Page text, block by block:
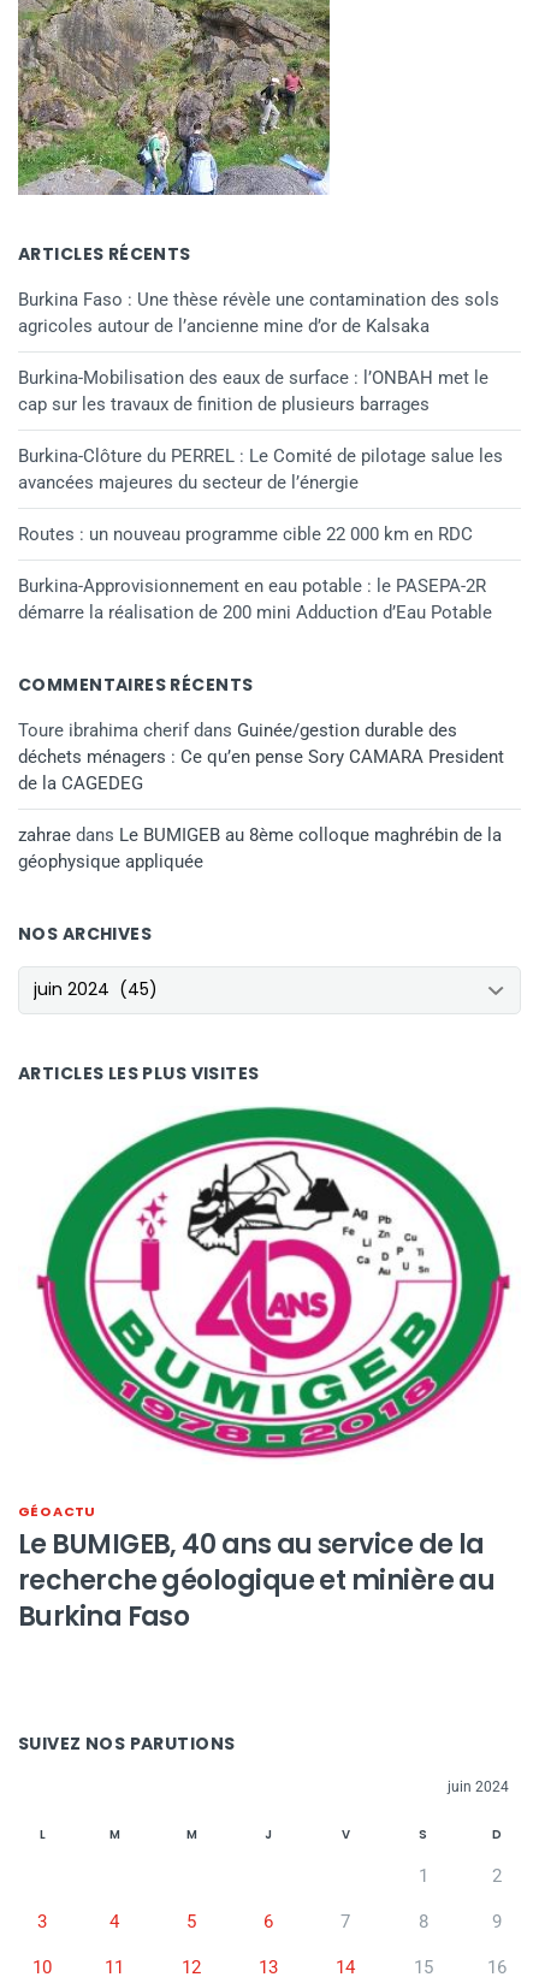
ARTICLES RÉCENTS
Burkina Faso : Une thèse révèle une contamination des sols
agricoles autour de l’ancienne mine d’or de Kalsaka
Burkina-Mobilisation des eaux de surface : l’ONBAH met le
cap sur les travaux de finition de plusieurs barrages
Burkina-Clôture du PERREL : Le Comité de pilotage salue les
avancées majeures du secteur de l’énergie
Routes : un nouveau programme cible 22 000 km en RDC
Burkina-Approvisionnement en eau potable : le PASEPA-2R
démarre la réalisation de 200 mini Adduction d’Eau Potable
COMMENTAIRES RÉCENTS
Toure ibrahima cherifdans Guinée/gestion durable des
déchets ménagers : Ce qu’en pense Sory CAMARA President
de la CAGEDEG
zahrae dans Le BUMIGEB au 8ème colloque maghrébin de la
géophysique appliquée
NOS ARCHIVES
NOS ARCHIVES
ARTICLES LES PLUS VISITES
GÉO ACTU
Le BUMIGEB, 40 ans au service de la
recherche géologique et minière au
Burkina Faso
SUIVEZ NOS PARUTIONS
juin 2024
L M M J V S D
1 2
3 4 5 6 7 8 9
10 11 12 13 14 15 16